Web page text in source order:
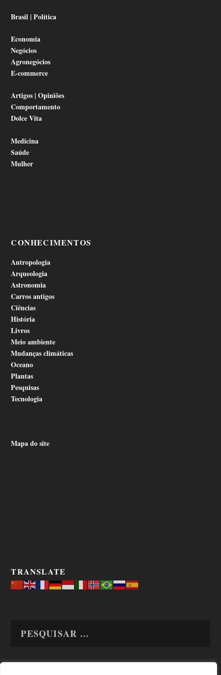
Brasil | Política
Economia
Negócios
Agronegócios
E-commerce
Artigos | Opiniões
Comportamento
Dolce Vita
Medicina
Saúde
Mulher
CONHECIMENTOS
Antropologia
Arqueologia
Astronomia
Carros antigos
Ciências
História
Livros
Meio ambiente
Mudanças climáticas
Oceano
Plantas
Pesquisas
Tecnologia
Mapa do site
TRANSLATE